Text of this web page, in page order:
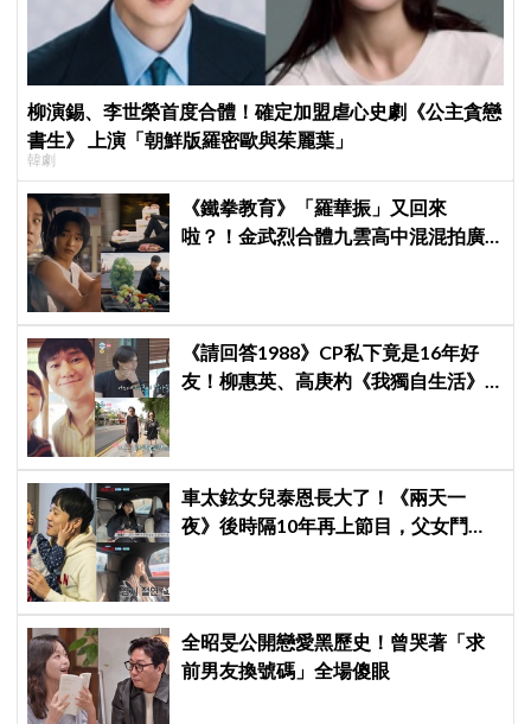
柳演錫、李世榮首度合體！確定加盟虐心史劇《公主貪戀
書生》 上演「朝鮮版羅密歐與茱麗葉」
韓劇
《鐵拳教育》「羅華振」又回來
啦？！金武烈合體九雲高中混混拍廣
《請回答1988》CP私下竟是16年好
友！柳惠英、高庚杓《我獨自生活》
車太鉉女兒泰恩長大了！《兩天一
夜》後時隔10年再上節目，父女鬥嘴
全昭旻公開戀愛黑歷史！曾哭著「求
前男友換號碼」全場傻眼